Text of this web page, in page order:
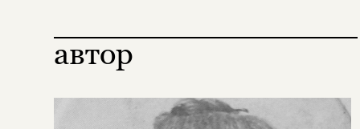
автор
Поделиться
Вконтакте Телеграм Дзен
нет, вернуться назад